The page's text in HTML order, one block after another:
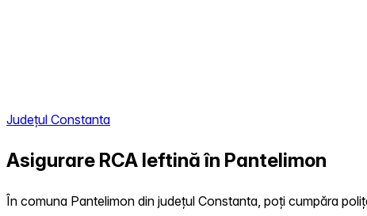
Județul Constanta
Asigurare RCA Ieftină în Pantelimon
În comuna Pantelimon din județul Constanta, poți cumpăra